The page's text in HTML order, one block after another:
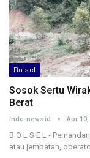
Bolsel
Sosok Sertu
Berat
Indo-news.id Apr 10,
B O L S E L -
atau jembatan,